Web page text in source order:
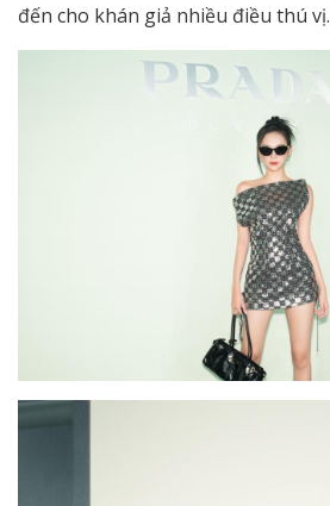
đến cho khán giả nhiều điều thú vị.